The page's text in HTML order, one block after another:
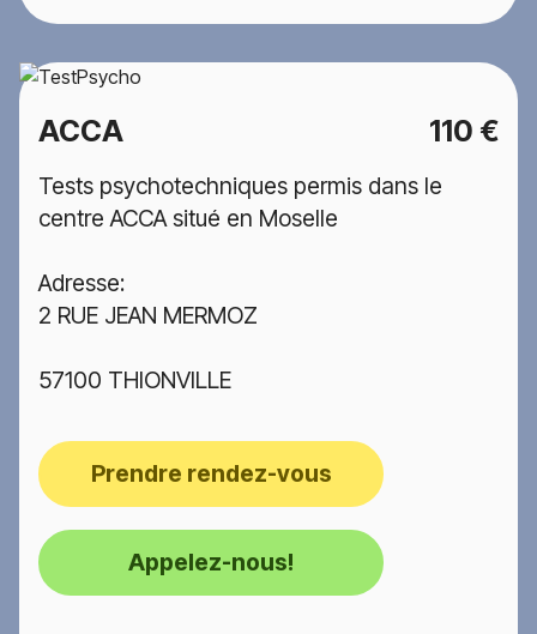
ACCA 110 €
Tests psychotechniques permis dans le
centre ACCA situé en Moselle
Adresse:
2 RUE JEAN MERMOZ
57100 THIONVILLE
Prendre rendez-vous
Appelez-nous!